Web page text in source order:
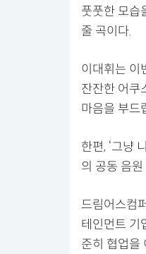
풋풋한 모습
줄 곡이다.
이대휘는 이
잔잔한 어쿠
마음을 부드
한편, ‘그냥
의 공동 음
드림어스컴
테인먼트 기
준히 협업을